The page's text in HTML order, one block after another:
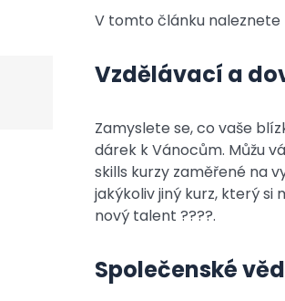
V tomto článku naleznete
Vzdělávací a
Zamyslete se, co vaše
dárek k Vánocům. Můžu
skills kurzy zaměřené na
jakýkoliv jiný kurz, který
nový talent ????.
Společenské